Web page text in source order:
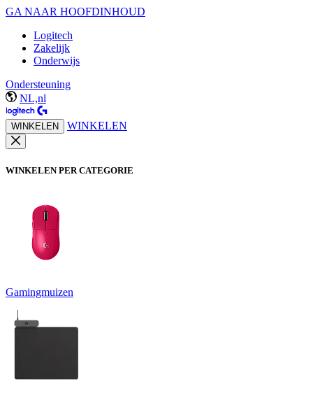
GA NAAR HOOFDINHOUD
Logitech
Zakelijk
Onderwijs
Ondersteuning
NL,nl
WINKELEN WINKELEN
WINKELEN PER CATEGORIE
Gamingmuizen